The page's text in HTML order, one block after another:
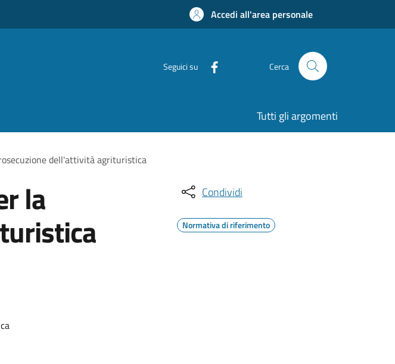
Accedi all'area personale
Seguici su Cerca
Tutti gli argomenti
dell'attività agrituristica
la Condividi
Normativa di riferimento